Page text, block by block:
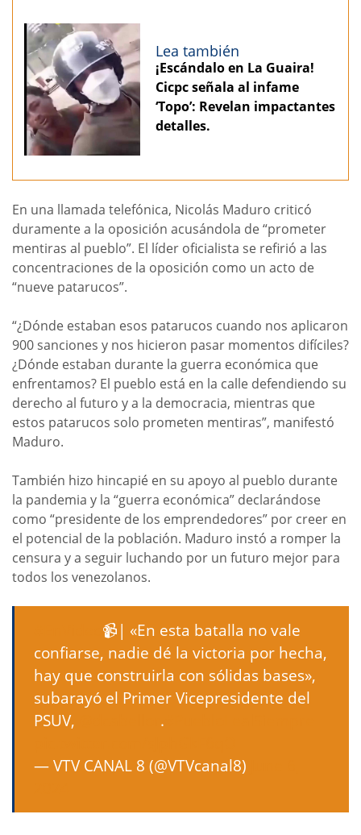
Lea también
¡Escándalo en La Guaira!
Cicpc señala al infame
‘Topo’: Revelan impactantes
detalles.
En una llamada telefónica, Nicolás Maduro criticó
duramente a la oposición acusándola de “prometer
mentiras al pueblo”. El líder oficialista se refirió a las
concentraciones de la oposición como un acto de
“nueve patarucos”.
“¿Dónde estaban esos patarucos cuando nos aplicaron
900 sanciones y nos hicieron pasar momentos difíciles?
¿Dónde estaban durante la guerra económica que
enfrentamos? El pueblo está en la calle defendiendo su
derecho al futuro y a la democracia, mientras que
estos patarucos solo prometen mentiras”, manifestó
Maduro.
También hizo hincapié en su apoyo al pueblo durante
la pandemia y la “guerra económica” declarándose
como “presidente de los emprendedores” por creer en
el potencial de la población. Maduro instó a romper la
censura y a seguir luchando por un futuro mejor para
todos los venezolanos.
📹| «En esta batalla no vale
confiarse, nadie dé la victoria por hecha,
hay que construirla con sólidas bases»,
subarayó el Primer Vicepresidente del
PSUV,
.
— VTV CANAL 8 (@VTVcanal8)